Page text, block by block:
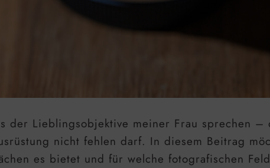
der Lieblingsobjektive meiner Frau sprechen
nicht fehlen darf. In diesem Beitrag
es bietet und für welche fotografischen